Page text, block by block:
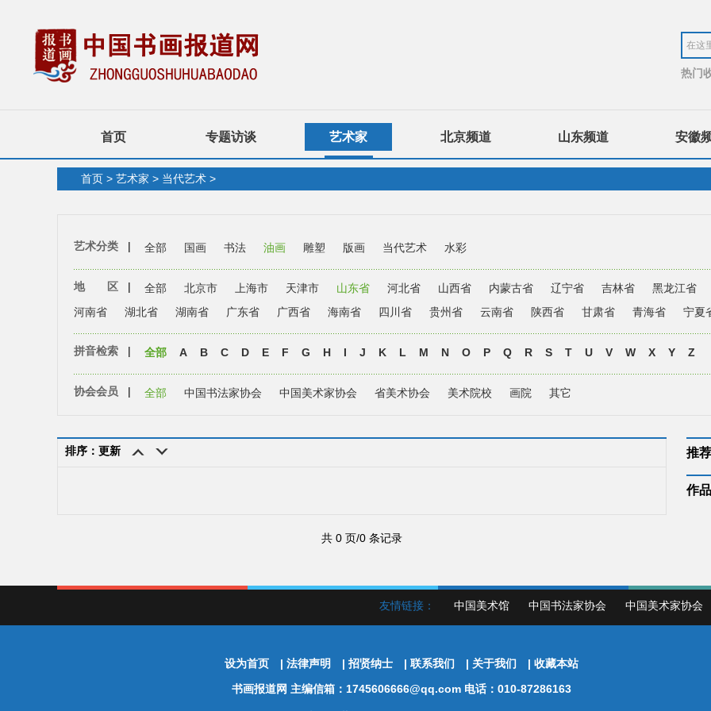
热门
首页 专题访谈 艺术家 北京频道 山东频道 安徽
首页 > 艺术家 > 当代艺术 >
艺术分类 | 全部 国画 书法 油画 雕塑 版画 当代艺术 水彩
地 区 | 全部 北京市 上海市 天津市 山东省 河北省 山西省 内蒙古省 辽宁省 吉林省 黑龙江省
河南省
湖北省 湖南省 广东省 广西省 海南省 四川省 贵州省 云南省 陕西省 甘肃省 青海省 宁夏
拼音检索 | 全部 A B C D E F G H I J K L M N O P Q R S T U V W X Y Z
协会会员 | 全部 中国书法家协会 中国美术家协会 省美术协会 美术院校 画院 其它
排序：更新
共 0 页/0 条记录
推
作
友情链接： 中国美术馆 中国书法家协会 中国美术家协会
设为首页 | 法律声明 | 招贤纳士 | 联系我们 | 关于我们 | 收藏本站
书画报道网 主编信箱：1745606666@qq.com 电话：010-87286163